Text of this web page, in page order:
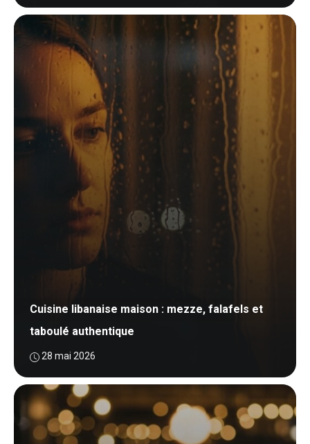
Cuisine libanaise maison : mezze, falafels et
taboulé authentique
28 mai 2026